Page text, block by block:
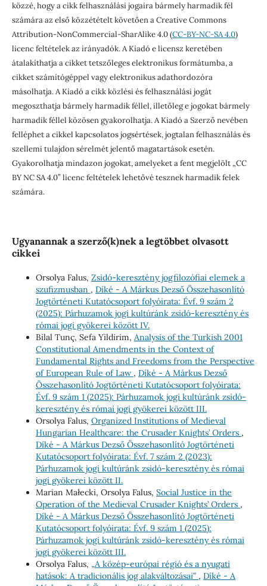
közzé, hogy a cikk felhasználási jogaira bármely harmadik fél
számára az első közzétételt követően a Creative Commons
Attribution-NonCommercial-SharAlike 4.0 (CC-BY-NC-SA 4.0)
licenc feltételek az irányadók. A Kiadó e licensz keretében
átalakíthatja a cikket tetszőleges elektronikus formátumba, a
cikket számítógéppel vagy elektronikus adathordozóra
másolhatja. A Kiadó a cikk közlési és felhasználási jogát
megoszthatja bármely harmadik féllel, illetőleg e jogokat bármely
harmadik féllel közösen gyakorolhatja. A Kiadó a Szerző nevében
felléphet a cikkel kapcsolatos jogsértések, jogtalan felhasználás és
szellemi tulajdon sérelmét jelentő magatartások esetén.
Gyakorolhatja mindazon jogokat, amelyeket a fent megjelölt „CC
BY NC SA 4.0” licenc feltételek lehetővé tesznek harmadik felek
számára.
Ugyanannak a szerző(k)nek a legtöbbet olvasott
cikkei
Orsolya Falus, Zsidó-keresztény jogfilozófiai elemek a
szufizmusban , Díké - A Márkus Dezső Összehasonlító
Jogtörténeti Kutatócsoport folyóirata: Évf. 9 szám 2
(2025): Párhuzamok jogi kultúránk zsidó-keresztény és
római jogi gyökerei között IV.
Bilal Tunç, Sefa Yildirim, Analysis of the Turkish 2001
Constitutional Amendments in the Context of
Fundamental Rights and Freedoms from the Perspective
of European Rule of Law , Díké - A Márkus Dezső
Összehasonlító Jogtörténeti Kutatócsoport folyóirata:
Évf. 9 szám 1 (2025): Párhuzamok jogi kultúránk zsidó-
keresztény és római jogi gyökerei között III.
Orsolya Falus, Organized Institutions of Medieval
Hungarian Healthcare: the Crusader Knights’ Orders ,
Díké - A Márkus Dezső Összehasonlító Jogtörténeti
Kutatócsoport folyóirata: Évf. 7 szám 2 (2023):
Párhuzamok jogi kultúránk zsidó-keresztény és római
jogi gyökerei között II.
Marian Małecki, Orsolya Falus, Social Justice in the
Operation of the Medieval Crusader Knights’ Orders ,
Díké - A Márkus Dezső Összehasonlító Jogtörténeti
Kutatócsoport folyóirata: Évf. 9 szám 1 (2025):
Párhuzamok jogi kultúránk zsidó-keresztény és római
jogi gyökerei között III.
Orsolya Falus, „A közép-európai régió és a nyugati
hatások: A tradicionális jog alakváltozásai” , Díké - A